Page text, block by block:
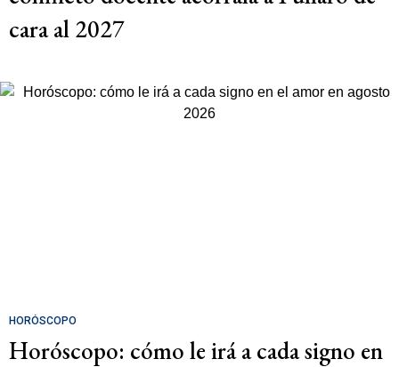
cara al 2027
HORÓSCOPO
Horóscopo: cómo le irá a cada signo en